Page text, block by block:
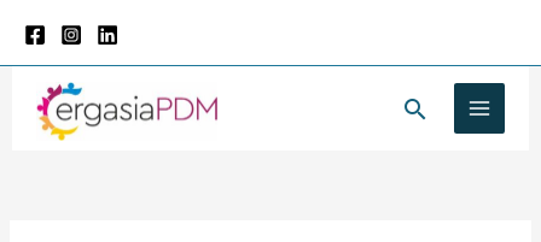
στο
περιεχόμενο